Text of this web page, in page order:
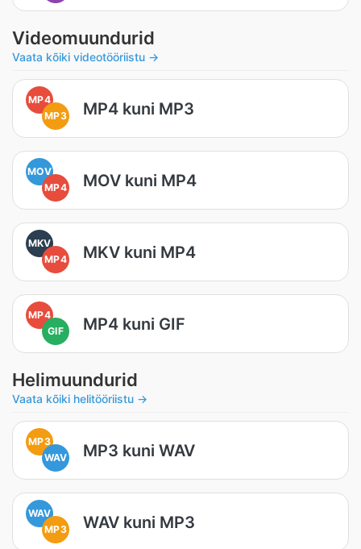
Videomuundurid
Vaata kõiki videotööriistu →
MP4
MP3
MP4 kuni MP3
MOV
MP4
MOV kuni MP4
MKV
MP4
MKV kuni MP4
MP4
GIF
MP4 kuni GIF
Helimuundurid
Vaata kõiki helitööriistu →
MP3
WAV
MP3 kuni WAV
WAV
MP3
WAV kuni MP3